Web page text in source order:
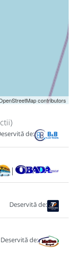
contributors
de:
|
Deservită de:
Deservită de: